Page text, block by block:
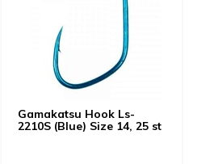
Gamakatsu Hook Ls-
2210S (Blue) Size 14, 25 st